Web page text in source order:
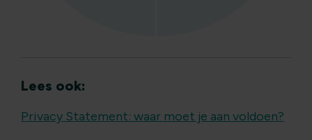
Lees ook:
Privacy Statement: waar moet je aan voldoen?